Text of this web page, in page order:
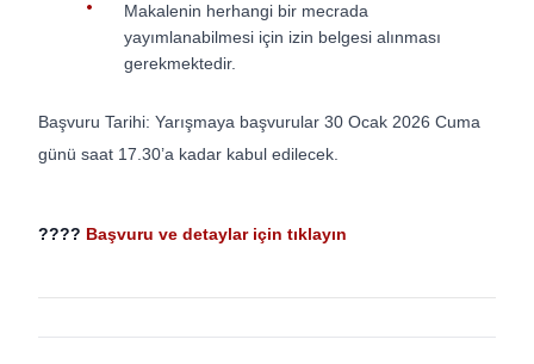
Makalenin herhangi bir mecrada
yayımlanabilmesi için izin belgesi alınması
gerekmektedir.
Başvuru Tarihi: Yarışmaya başvurular 30 Ocak 2026 Cuma
günü saat 17.30’a kadar kabul edilecek.
???? Başvuru ve detaylar için tıklayın